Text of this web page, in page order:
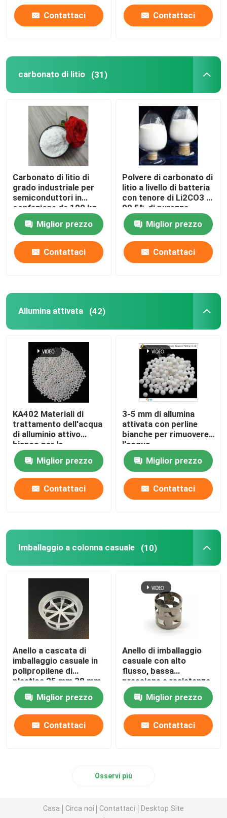
Contattaci Contattaci
carbonato di litio (31)
Carbonato di litio di
grado industriale per
semiconduttori in
confezione da 100 kg
Miglior prezzo
Contattaci
Polvere di carbonato di
litio a livello di batteria
con tenore di Li2CO3 ≥
99,5% di purezza
Miglior prezzo
Contattaci
Allumina attivata (42)
KA402 Materiali di
trattamento dell'acqua
di alluminio attivo
bianco per la
defluorazione
Miglior prezzo
Contattaci
3-5 mm di allumina
attivata con perline
bianche per rimuovere
l'acqua
dall'asciugatrice ad
aria
Miglior prezzo
Contattaci
Imballaggio a colonna casuale (10)
Anello a cascata di
imballaggio casuale in
polipropilene di
plastica 25 mm 38 mm
50 mm 76 mm
Miglior prezzo
Contattaci
Anello di imballaggio
casuale con alto
flusso, bassa
pressione e resistenza
Miglior prezzo
Contattaci
Osservi più
Casa Circa noi Contattaci
Desktop Site